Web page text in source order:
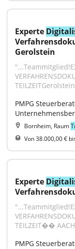
Experte
Gerolstein
PMPG
Bornheim, Raum
Von 38.000,00 €
Experte
TEILZEIT��
PMPG